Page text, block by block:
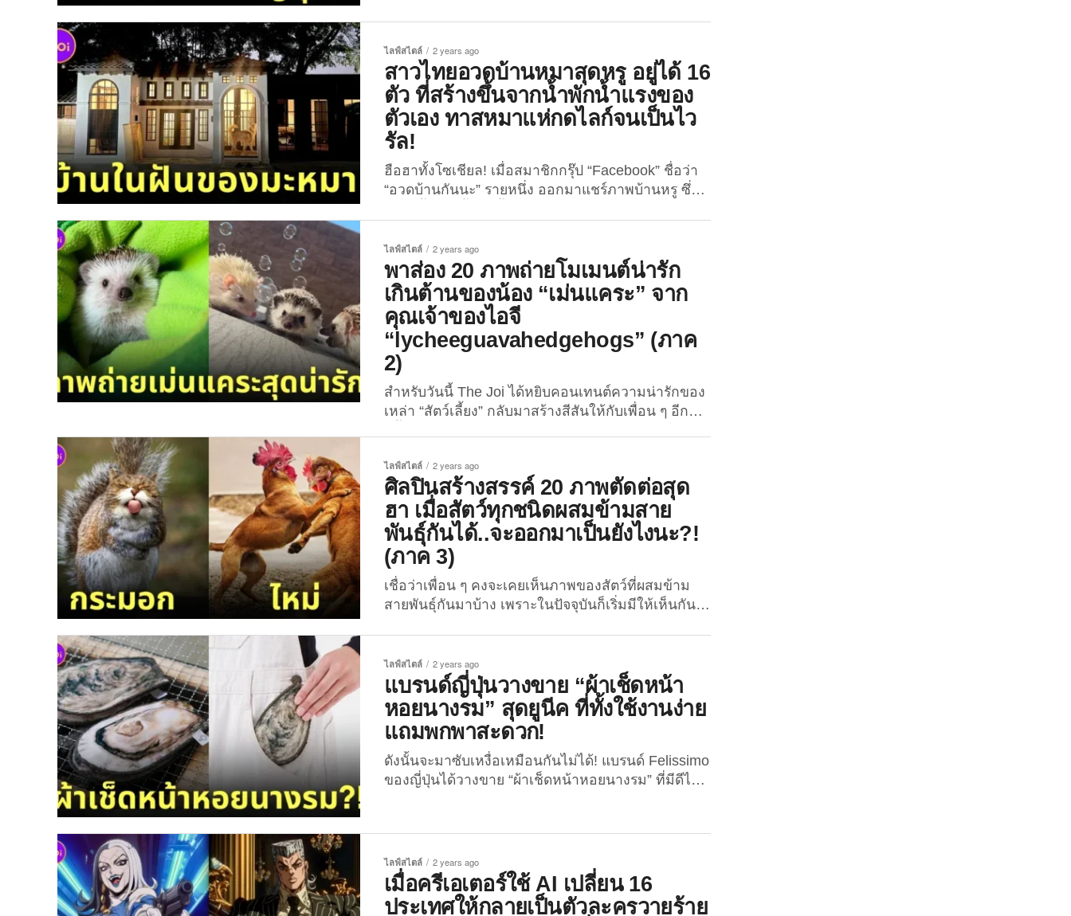
แบบตะโกน! สำหรับวันนี้พวกเราก็จะพาเพื่อน ๆ ไปส่อง
คอนเทนต์ในทำนองเดียวกันอีกครั้ง กับ ภาพ 8 ประเทศ
ที่กลายเป็นตัวละคร “ไททัน” ในอนิเมะ “Attack on
Titan” ด้วยระบบ AI ผลงานจากผู้
ใช้ Reddit: prompted_ ตามไปดูกันดีกว่าว่าแต่ละ
ประเทศที่ถูกสร้างขึ้นในรูปแบบของไททันจาก AI นั้น
จะเจ๋งหรือสุดปังขนาดไหนนน?! 1....
ไลฟ์สไตล์ 2 years ago
สาวไทยอวดบ้านหมาสุดหรู อยู่ได้ 16
ตัว ที่สร้างขึ้นจากน้ำพักน้ำแรงของ
ตัวเอง ทาสหมาแห่กดไลก์จนเป็นไว
รัล!
ฮือฮาทั้งโซเชียล! เมื่อสมาชิกกรุ๊ป “Facebook” ชื่อว่า
“อวดบ้านกันนะ” รายหนึ่ง ออกมาแชร์ภาพบ้านหรู ซึ่ง
ที่ผ่านมา เจ้าของบัญชี ​”Facebook” ชื่อว่า “Wattana
Ornka” ได้สร้างเสียงฮือฮาบนโลกโซเชียล โดยเธอได้
ออกมาแชร์ภาพบ้านพักสุดหรูยิ่งใหญ่ราวกับคฤหาสน์
ซึ่งสร้างขึ้นจากน้ำพักน้ำแรงของตัวเอง แต่บ้านหลังนี้
ไม่ได้มีไว้ให้คนอยู่...
ไลฟ์สไตล์ 2 years ago
พาส่อง 20 ภาพถ่ายโมเมนต์น่ารัก
เกินต้านของน้อง “เม่นแคระ” จาก
คุณเจ้าของไอจี
“lycheeguavahedgehogs” (ภาค
2)
สำหรับวันนี้ The Joi ได้หยิบคอนเทนต์ความน่ารักของ
เหล่า “สัตว์เลี้ยง” กลับมาสร้างสีสันให้กับเพื่อน ๆ อีก
เป็น “ภาพถ่าย Portrait เจ้าเหมียวสุด
ฮา” หรือ “ภาพถ่ายโมเมนต์น่ารักเกินต้านของน้อง
กระต่าย” และ “ภาพถ่ายโมเมนต์น่ารักเกินต้านของน้อง
เม่นแคระ” ซึ่งพวกเราเชื่อเหลือเกินว่าภาพของน้อง ๆ
เหล่านี้จะช่วยสร้างรอยยิ้มและเสียงหัวเราะให้กับทุกคน
ไม่มากก็น้อยอย่างแน่นอน เพราะงั้นบล็อกนี้ The Joi
จะพาทุกคนไปส่อง 20 ภาพถ่ายโมเมนต์น่ารักเกินต้าน
ของน้อง “เม่นแคระ” (ภาค 2) จากคุณเจ้าของ
ติดตามกว่า 4.5...
ไลฟ์สไตล์ 2 years ago
ศิลปินสร้างสรรค์ 20 ภาพตัดต่อสุด
ฮา เมื่อสัตว์ทุกชนิดผสมข้ามสาย
พันธุ์กันได้..จะออกมาเป็นยังไงนะ?!
(ภาค 3)
เชื่อว่าเพื่อน ๆ คงจะเคยเห็นภาพของสัตว์ที่ผสมข้าม
สายพันธุ์กันมาบ้าง เพราะในปัจจุบันก็เริ่มมีให้เห็นกัน
หากเหล่าสัตว์นานาชนิดสามารถผสมข้ามสายพันธุ์ได้
ลูก ๆ ของพวกมันจะออกมาเป็นแบบไหนกัน?! สำหรับ
บล็อกที่ผ่านมา The Joi ก็เคยพาทุกคนไปส่องคอน
เทนต์ “ภาพสัตว์โลกผสมข้ามสายพันธุ์ (Animal
Hybrids)” มาแล้วทั้งรูปแบบของการใช้ AI และ...
ไลฟ์สไตล์ 2 years ago
แบรนด์ญี่ปุ่นวางขาย “ผ้าเช็ดหน้า
หอยนางรม” สุดยูนีค ที่ทั้งใช้งานง่าย
แถมพกพาสะดวก!
ดังนั้นจะมาซับเหงื่อเหมือนกันไม่ได้! แบรนด์ Felissimo
ของญี่ปุ่นได้วางขาย “ผ้าเช็ดหน้าหอยนางรม” ที่มีดีไซน์
สินค้าน่ารักหรือแปลกปนฮาออกมาให้ทุกคนได้จับจอง
กันอยู่เสมอ ไม่ว่าจะเป็นประเภทของใช้จำเป็นหรือ
ของใช้คอนเทนต์ก็ตาม ซึ่งปฏิเสธไม่ได้เลยว่าไอเทม
แต่ละอย่างที่เปิดวางขายนั้นน่าเอฟมาใช้มาเก็บสุด
ไลฟ์สไตล์ 2 years ago
เมื่อครีเอเตอร์ใช้ AI เปลี่ยน 16
ประเทศให้กลายเป็นตัวละครวายร้าย